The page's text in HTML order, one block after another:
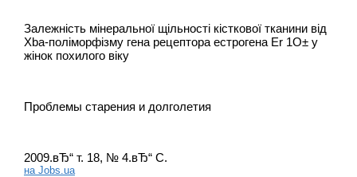
Залежність мінеральної щільності кісткової тканини від
Xba-поліморфізму гена рецептора естрогена Er 1О± у
жінок похилого віку
Проблемы старения и долголетия
2009.вЂ“ т. 18, № 4.вЂ“ С.
на Jobs.ua